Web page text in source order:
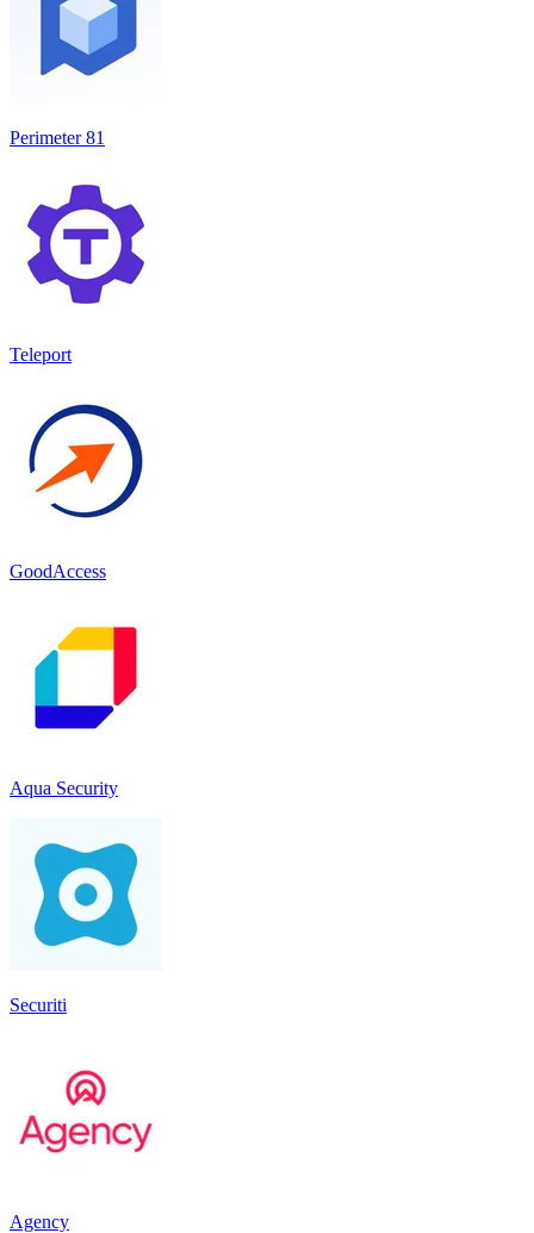
Perimeter 81
Teleport
GoodAccess
Aqua Security
Securiti
Agency